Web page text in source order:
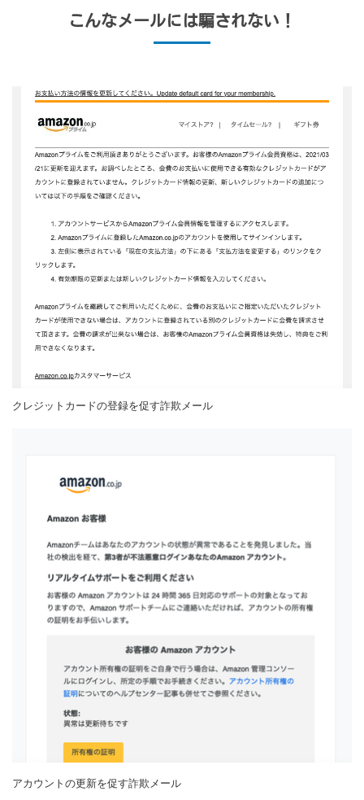
こんなメールには騙されない！
クレジットカードの登録を促す詐欺メール
アカウントの更新を促す詐欺メール